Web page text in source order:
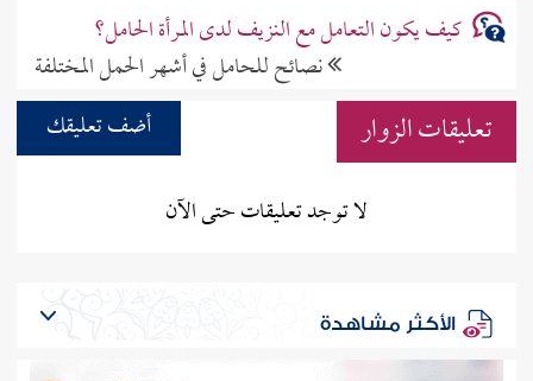
كيف يكون التعامل مع النزيف لدى المرأة الحامل؟
نصائح للحامل في أشهر الحمل المختلفة
تعليقات الزوار
أضف تعليقك
لا توجد تعليقات حتى الآن
الأكثر مشاهدة